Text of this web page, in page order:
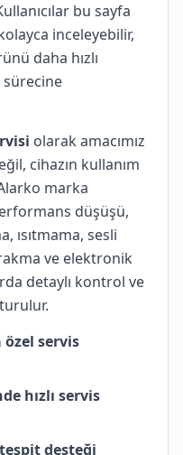
bu sayfa
inceleyebilir,
daha hızlı
olarak amacımız
cihazın kullanım
marka
düşüşü,
ısıtmama, sesli
ve elektronik
detaylı kontrol ve
servis
hızlı servis
desteği